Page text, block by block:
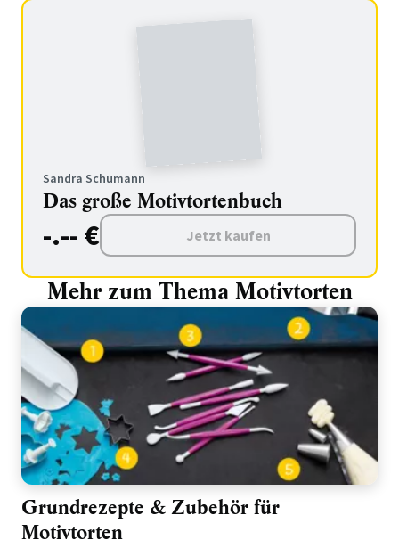
Sandra Schumann
Das große Motivtortenbuch
-.-- € Jetzt kaufen
Mehr zum Thema Motivtorten
Grundrezepte & Zubehör für
Motivtorten